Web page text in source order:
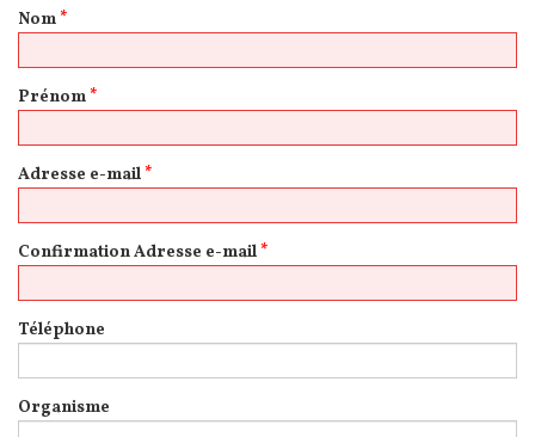
Nom *
Prénom *
Adresse e-mail *
Confirmation Adresse e-mail *
Téléphone
Organisme